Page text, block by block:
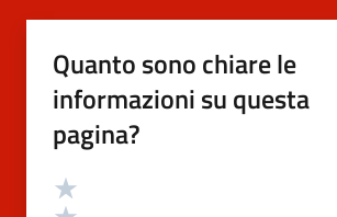
Quanto sono chiare le
informazioni su questa
pagina?
Valutazione